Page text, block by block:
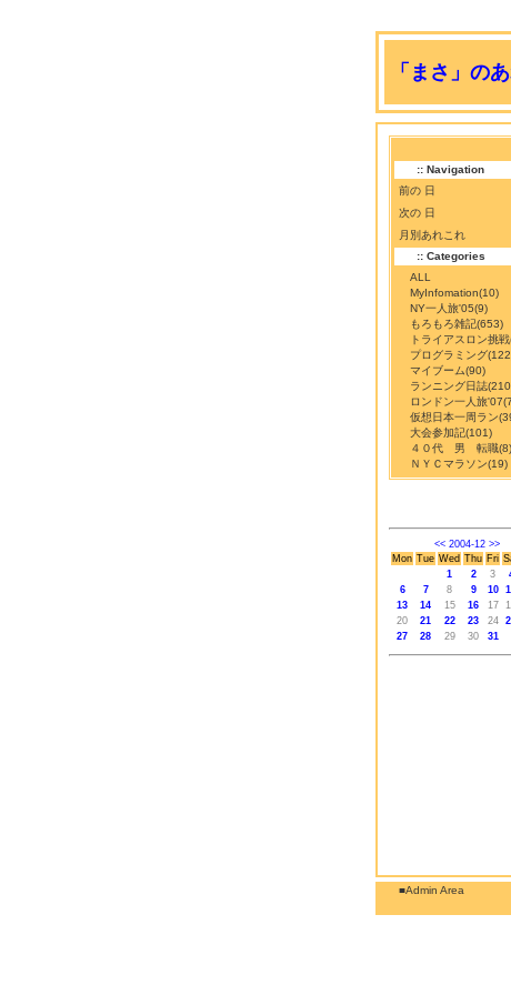
「まさ」の
:: Navigation
前の 日
次の 日
月別あれこれ
:: Categories
ALL
MyInfomation(10)
NY一人旅'05(9)
もろもろ雑記(653)
トライアスロン挑戦
プログラミング
マイブーム(90)
ランニング日誌
ロンドン一人旅'07
仮想日本一周ラン
大会参加記(101)
４０代 男 転職(8)
ＮＹＣマラソン(19)
<< 2004-12 >>
Mon Tue Wed Thu Fri
1
2 3
6
7 8 9 10
13
14 15 16 17
20
21 22 23 24
27
28 29 30 31
■Admin Area